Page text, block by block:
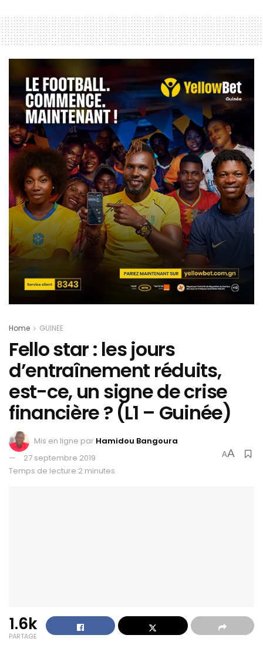
Home GUINEE
Fello star : les jours
d’entraînement réduits,
est-ce, un signe de crise
financière ? (L1 – Guinée)
Mis en ligne par Hamidou Bangoura
27 septembre 2019
Temps de lecture:2 minutes
AA
1.6k
PARTAGE